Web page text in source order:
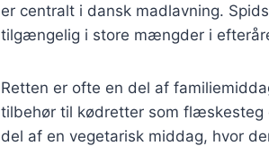
er centralt i dansk madlavning.
tilgængelig i store mængder i
Retten er ofte en del af
tilbehør til kødretter som flæskesteg
del af en vegetarisk middag, hvor